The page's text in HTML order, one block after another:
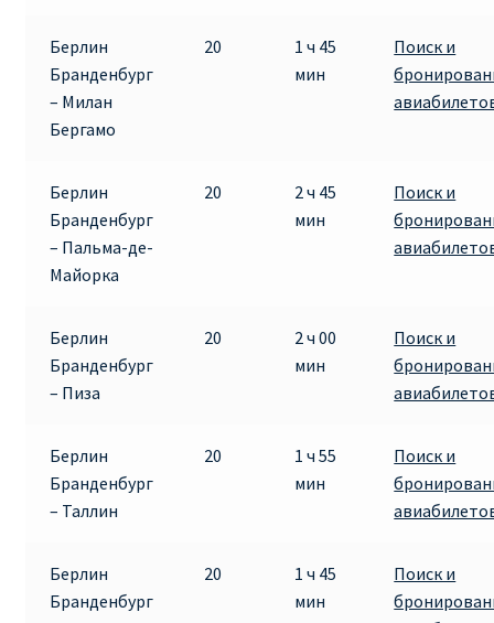
ДЕШЕВЫЕ АВИАБИЛЕТЫ В ВАРШАВУ
ДЕШЕВЫЕ АВИАБИЛЕТЫ В ВЕНУ
ДЕШЕВЫЕ АВИАБИЛЕТЫ В ЛОНДОН
ДЕШЕВЫЕ АВИАБИЛЕТЫ В МИЛАН
ДЕШЕВЫЕ АВИАБИЛЕТЫ НА КИПР
ВЫБОР И БРОНИРОВАНИЯ МЕСТ В RYANAIR
ИЗМЕНЕНИЕ БРОНИРОВАНИЯ
Берлин
Бранденбург
– Милан
Бергамо
20
1 ч 45
мин
Поиск и
Берлин
Бранденбург
– Пальма-де-
Майорка
20
2 ч 45
мин
Поиск и
Берлин
Бранденбург
– Пиза
20
2 ч 00
мин
Поиск и
Берлин
Бранденбург
– Таллин
20
1 ч 55
мин
Поиск и
Берлин
Бранденбург
20
1 ч 45
мин
Поиск и